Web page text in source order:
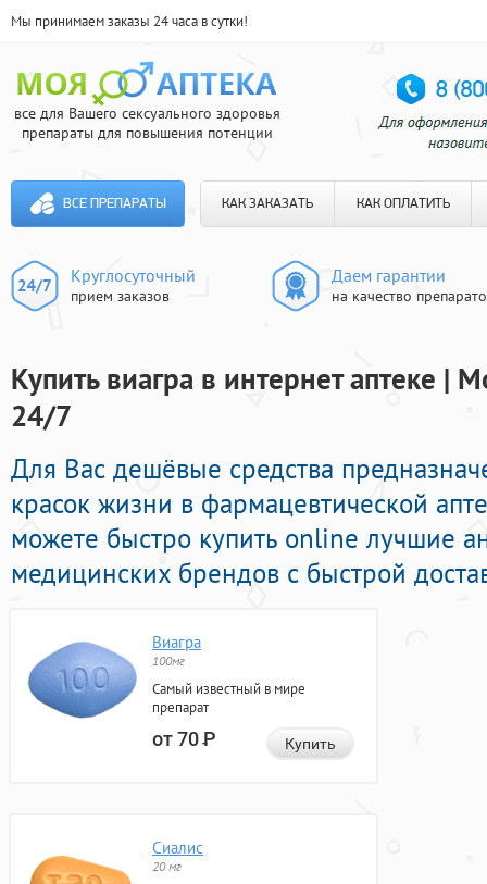
Мы принимаем заказы 24 часа в сутки!
все для Вашего сексуального здоровья
препараты для повышения потенции
ВСЕ ПРЕПАРАТЫ КАК ЗАКАЗАТЬ КАК ОПЛАТИТЬ
Круглосуточный
прием заказов
Даем гарантии
на качество
Купить виагра в интернет аптеке |
24/7
Для Вас дешёвые средства
красок жизни в фармацевтической
можете быстро купить online лучшие
медицинских брендов с быстрой
Виагра
100мг
Самый известный в мире
препарат
от 70Р Купить
Сиалис
20 мг